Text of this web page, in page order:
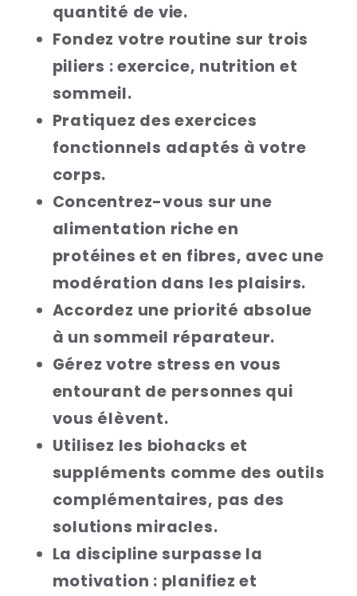
quantité de vie.
Fondez votre routine sur trois
piliers : exercice, nutrition et
sommeil.
Pratiquez des exercices
fonctionnels adaptés à votre
corps.
Concentrez-vous sur une
alimentation riche en
protéines et en fibres, avec une
modération dans les plaisirs.
Accordez une priorité absolue
à un sommeil réparateur.
Gérez votre stress en vous
entourant de personnes qui
vous élèvent.
Utilisez les biohacks et
suppléments comme des outils
complémentaires, pas des
solutions miracles.
La discipline surpasse la
motivation : planifiez et